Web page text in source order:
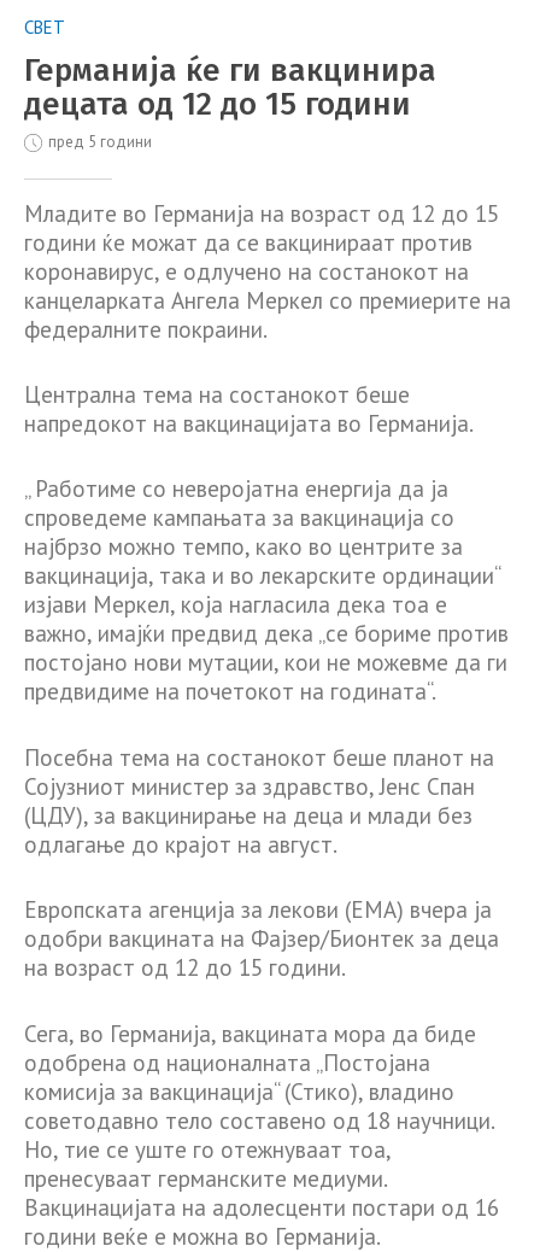
СВЕТ
Германија ќе ги вакцинира
децата од 12 до 15 години
пред 5 години
Младите во Германија на возраст од 12 до 15
години ќе можат да се вакцинираат против
коронавирус, е одлучено на состанокот на
канцеларката Ангела Меркел со премиерите на
федералните покраини.
Централна тема на состанокот беше
напредокот на вакцинацијата во Германија.
„ Работиме со неверојатна енергија да ја
спроведеме кампањата за вакцинација со
најбрзо можно темпо, како во центрите за
вакцинација, така и во лекарските ординации“
изјави Меркел, која нагласила дека тоа е
важно, имајќи предвид дека „се бориме против
постојано нови мутации, кои не можевме да ги
предвидиме на почетокот на годината“.
Посебна тема на состанокот беше планот на
Сојузниот министер за здравство, Јенс Спан
(ЦДУ), за вакцинирање на деца и млади без
одлагање до крајот на август.
Европската агенција за лекови (ЕМА) вчера ја
одобри вакцината на Фајзер/Бионтек за деца
на возраст од 12 до 15 години.
Сега, во Германија, вакцината мора да биде
одобрена од националната „Постојана
комисија за вакцинација“ (Стико), владино
советодавно тело составено од 18 научници.
Но, тие се уште го отежнуваат тоа,
пренесуваат германските медиуми.
Вакцинацијата на адолесценти постари од 16
години веќе е можна во Германија.